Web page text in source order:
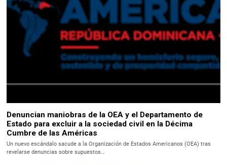
Denuncian maniobras de la OEA y el Departamento de
Estado para excluir a la sociedad civil en la Décima
Cumbre de las Américas
Un nuevo escándalo sacude a la Organización de Estados Americanos (OEA) tras
revelarse denuncias sobre supuestos…